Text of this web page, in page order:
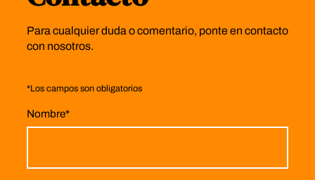
Para cualquier duda o comentario, ponte en contacto
con nosotros.
*Los campos son obligatorios
Nombre*